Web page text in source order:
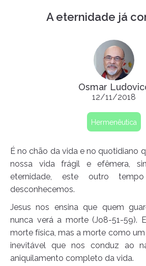
A eternidade já
Osmar
12/11/2018
Hermenêutica
É no chão da vida e no quotidiano
nossa vida frágil e efêmera,
eternidade, este outro
desconhecemos.
Jesus nos ensina que quem
nunca verá a morte (Jo8-51-59).
morte física, mas a morte como
inevitável que nos conduz ao
aniquilamento completo da vida.